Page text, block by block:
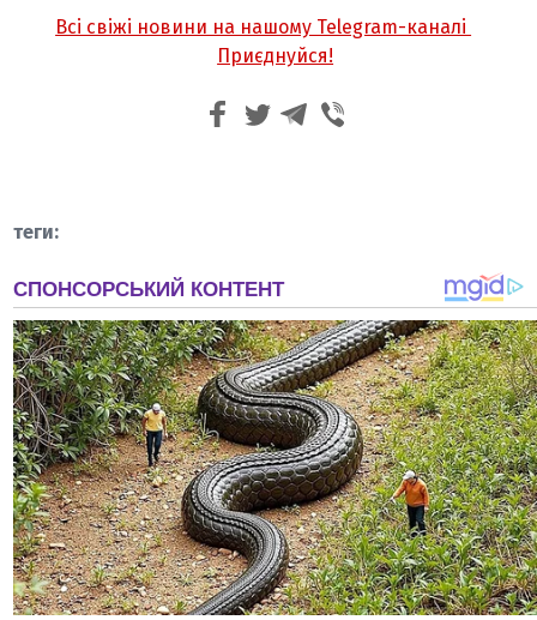
Всі свіжі новини на нашому Telegram-каналі
Приєднуйся!